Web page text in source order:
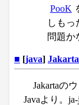
PooK
しもっ
問題か
■ [java]
Jakartaの
Javaより。